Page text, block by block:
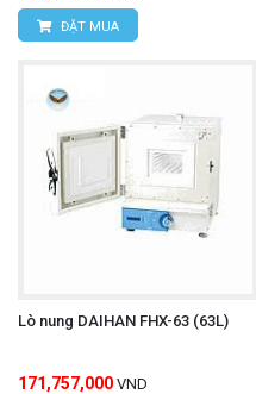
ĐẶT MUA
Lò nung DAIHAN FHX-63 (63L)
171,757,000 VND